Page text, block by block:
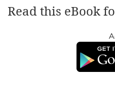
Read this eBook